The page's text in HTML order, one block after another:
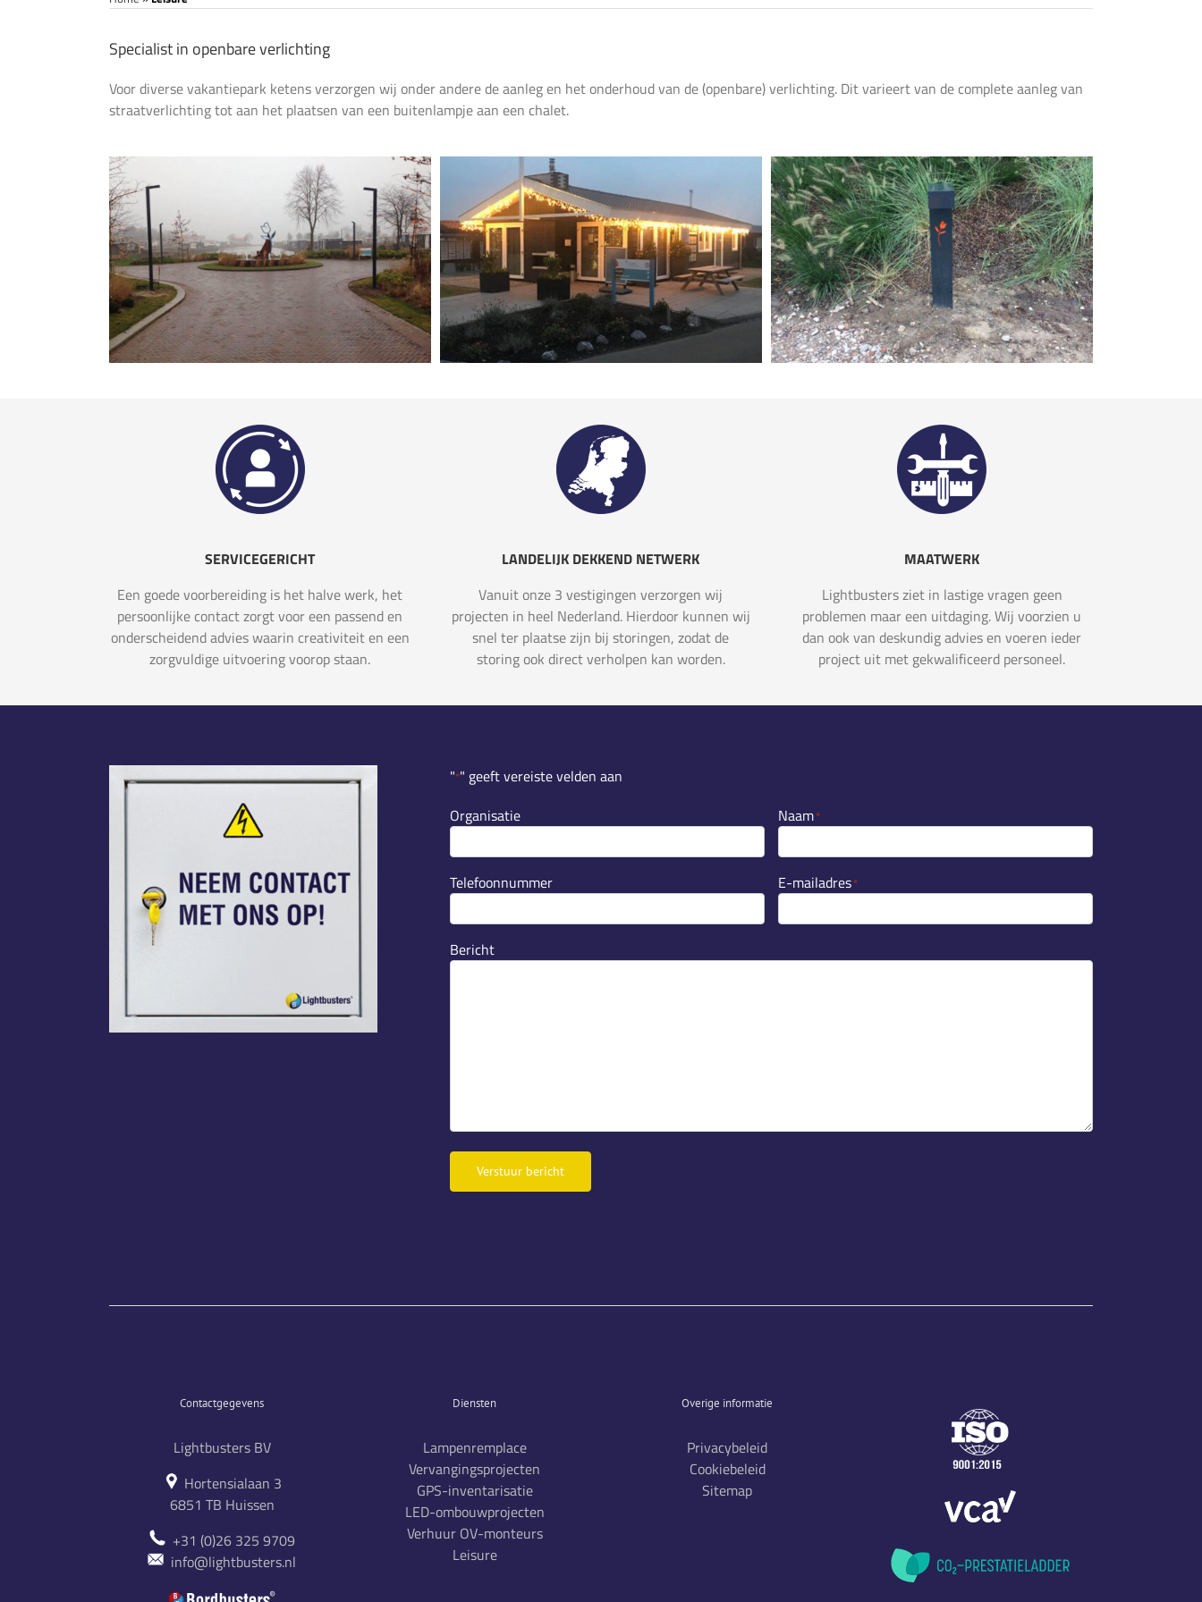
Specialist in openbare verlichting
Voor diverse vakantiepark ketens verzorgen wij onder andere de aanleg en het onderhoud van de (openbare) verlichting. Dit varieert van de complete aanleg van
straatverlichting tot aan het plaatsen van een buitenlampje aan een chalet.
SERVICEGERICHT
Een goede voorbereiding is het halve werk, het
persoonlijke contact zorgt voor een passend en
onderscheidend advies waarin creativiteit en een
zorgvuldige uitvoering voorop staan.
LANDELIJK DEKKEND NETWERK
Vanuit onze 3 vestigingen verzorgen wij
projecten in heel Nederland. Hierdoor kunnen wij
snel ter plaatse zijn bij storingen, zodat de
storing ook direct verholpen kan worden.
MAATWERK
Lightbusters ziet in lastige vragen geen
problemen maar een uitdaging. Wij voorzien u
dan ook van deskundig advies en voeren ieder
project uit met gekwalificeerd personeel.
"*" geeft vereiste velden aan
Organisatie
Naam*
Telefoonnummer E-mailadres*
Bericht
Verstuur bericht
Contactgegevens
Lightbusters BV
Hortensialaan 3
6851 TB Huissen
+31 (0)26 325 9709
info@lightbusters.nl
Diensten
Lampenremplace
Vervangingsprojecten
GPS-inventarisatie
LED-ombouwprojecten
Verhuur OV-monteurs
Leisure
Overige informatie
Privacybeleid
Cookiebeleid
Sitemap